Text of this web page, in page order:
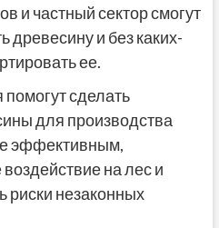
и частный сектор смогут
древесину и без каких-
ее.
сделать
для производства
эффективным,
на лес и
риски незаконных